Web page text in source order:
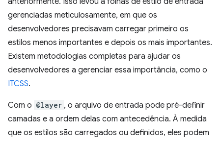
gerenciadas meticulosamente, em que os
desenvolvedores precisavam carregar primeiro os
estilos menos importantes e depois os mais importantes.
Existem metodologias completas para ajudar os
desenvolvedores a gerenciar essa importância, como o
ITCSS.
Com o @layer , o arquivo de entrada pode pré-definir
camadas e a ordem delas com antecedência. À medida
que os estilos são carregados ou definidos, eles podem